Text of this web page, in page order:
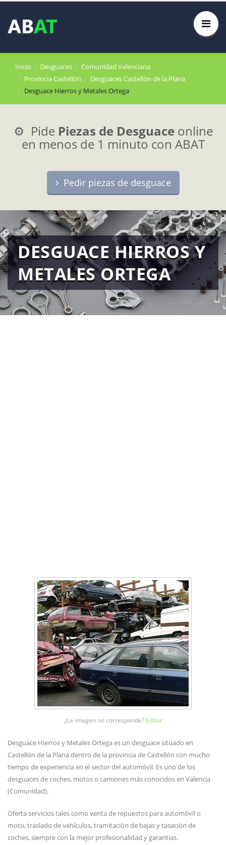
Inicio Desguaces
Comunidad Valenciana
Provincia Castellón
Desguaces Castellón de la Plana
Desguace Hierros y Metales Ortega
⚙️ Pide Piezas de Desguace online
en menos de 1 minuto con ABAT
Pedir piezas de desguace
DESGUACE HIERROS Y
METALES ORTEGA
¿La imagen no corresponde? Editar
Desguace Hierros y Metales Ortega es un desguace situado en
Castellón de la Plana dentro de la provincia de Castellón con mucho
tiempo de experiencia en el sector del automóvil. Es uno de los
desguaces de coches, motos o camiones más conocidos en Valencia
(Comunidad).
Oferta servicios tales como venta de repuestos para automóvil o
moto, traslado de vehículos, tramitación de bajas y tasación de
coches, siempre con la mejor profesionalidad y garantías.